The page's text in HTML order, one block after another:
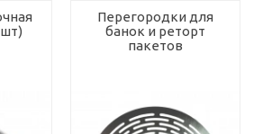
Перегородки для
банок и реторт
пакетов